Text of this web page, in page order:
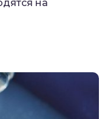
на